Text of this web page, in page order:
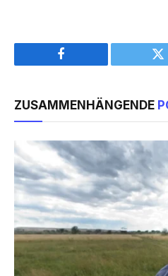
Facebook
ZUSAMMENHÄNGENDE